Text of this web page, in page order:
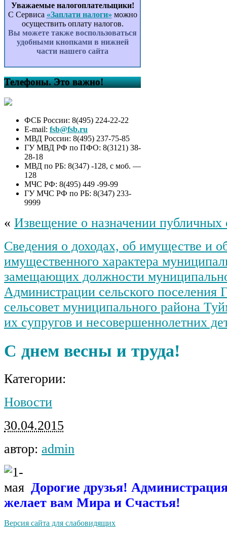
Уважаемые налогоплательщики!
С Сервиса «Заплати налоги» можно
осуществить оплату налогов.
Вы можете также воспользоваться
удобными кнопками в нижней
части нашего сайта
Телефоны. Это важно!
ФСБ России: 8(495) 224-22-22
E-mail: fsb@fsb.ru
МВД России: 8(495) 237-75-85
ГУ МВД РФ по ПФО: 8(3121) 38-
28-18
МВД по РБ: 8(347) -128, с моб. —
128
МЧС РФ: 8(495) 449 -99-99
ГУ МЧС РФ по РБ: 8(347) 233-
9999
« Извещение о назначении
Сведения о доходах, об имуществе и
имущественного характера
замещающих должности
Администрации сельского поселения
сельсовет муниципального района
их супругов и несовершеннолетних
С днем весны и труда!
Категории:
Новости
30.04.2015
автор: admin
Дорогие друзья!
желает вам Мира и Счастья!
Версия сайта для слабовидящих